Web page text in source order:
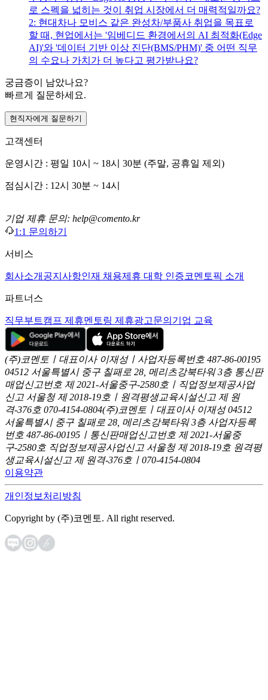
로 스펙을 넓히는 것이 취업 시장에서 더 매력적일까요?
2: 현대차나 모비스 같은 완성차/부품사 취업을 목표로
할 때, 현업에서는 '임베디드 환경에서의 AI 최적화(Edge
AI)'와 '데이터 기반 이상 진단(BMS/PHM)' 중 어떤 직무
의 수요나 가치가 더 높다고 평가받나요?
궁금증이 남았나요?
빠르게 질문하세요.
현직자에게 질문하기
고객센터
운영시간 : 평일 10시 ~ 18시 30분 (주말, 공휴일 제외)
점심시간 : 12시 30분 ~ 14시
기업 제휴 문의: help@comento.kr
1:1 문의하기
서비스
회사소개 공지사항인재 채용제휴 대학 인증코멘토픽 소개
파트너스
직무부트캠프 제휴멘토링 제휴광고문의 기업 교육
(주)코멘토ㅣ대표이사 이재성ㅣ사업자등록번호 487-86-00195
04512 서울특별시 중구 칠패로 28, 메리츠강북타워 3층 통신판
매업신고번호 제 2021-서울중구-2580호ㅣ직업정보제공사업
신고 서울청 제 2018-19호ㅣ원격평생교육시설신고 제 원
격-376호 070-4154-0804(주)코멘토ㅣ대표이사 이재성 04512
서울특별시 중구 칠패로 28, 메리츠강북타워 3층 사업자등록
번호 487-86-00195ㅣ통신판매업신고번호 제 2021-서울중
구-2580호 직업정보제공사업신고 서울청 제 2018-19호 원격평
생교육시설신고 제 원격-376호ㅣ070-4154-0804
이용약관
개인정보처리방침
Copyright by (주)코멘토. All right reserved.